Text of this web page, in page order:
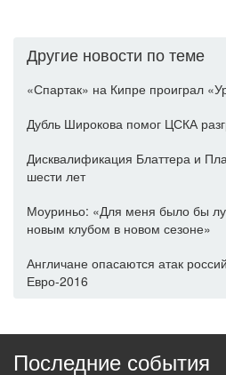
Другие новости по теме
«Спартак» на Кипре проиграл
Дубль Широкова помог ЦСКА
Дисквалификация Блаттера и
шести лет
Моуриньо: «Для меня было бы
новым клубом в новом сезоне»
Англичане опасаются атак
Евро-2016
Последние события